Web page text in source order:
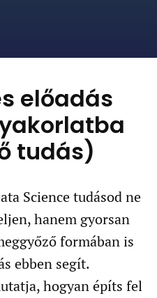
előadás
tudás)
Science tudásod ne
hanem gyorsan
formában is
ebben segít.
hogyan építs fel